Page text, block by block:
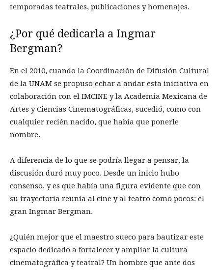
temporadas teatrales, publicaciones y homenajes.
¿Por qué dedicarla a Ingmar
Bergman?
En el 2010, cuando la Coordinación de Difusión Cultural
de la UNAM se propuso echar a andar esta iniciativa en
colaboración con el IMCINE y la Academia Mexicana de
Artes y Ciencias Cinematográficas, sucedió, como con
cualquier recién nacido, que había que ponerle
nombre.
A diferencia de lo que se podría llegar a pensar, la
discusión duró muy poco. Desde un inicio hubo
consenso, y es que había una figura evidente que con
su trayectoria reunía al cine y al teatro como pocos: el
gran Ingmar Bergman.
¿Quién mejor que el maestro sueco para bautizar este
espacio dedicado a fortalecer y ampliar la cultura
cinematográfica y teatral? Un hombre que ante dos